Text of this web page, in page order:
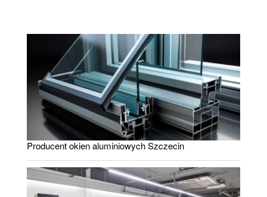
Producent okien aluminiowych Szczecin